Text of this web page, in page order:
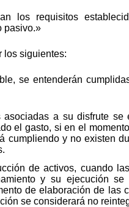
los requisitos
pasivo.»
los siguientes:
se entenderán
a su disfrute se
el gasto, si en el
cumpliendo y no existen
de activos, cuando
y su ejecución
de elaboración de las
se considerará no